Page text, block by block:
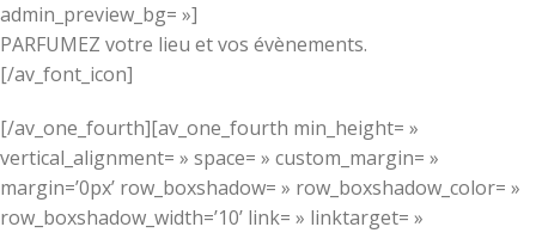
admin_preview_bg= »]
PARFUMEZ votre lieu et vos évènements.
[/av_font_icon]
[/av_one_fourth][av_one_fourth min_height= »
vertical_alignment= » space= » custom_margin= »
margin=’0px’ row_boxshadow= » row_boxshadow_color= »
row_boxshadow_width=’10’ link= » linktarget= »